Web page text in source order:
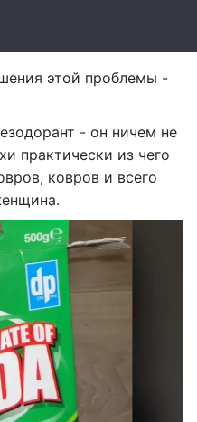
этой проблемы -
- он ничем не
практически из чего
ковров и всего